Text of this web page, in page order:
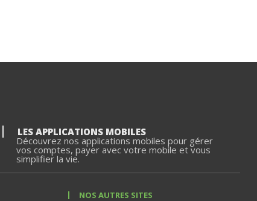
LES APPLICATIONS MOBILES
Découvrez nos applications mobiles pour gérer
vos comptes, payer avec votre mobile et vous
simplifier la vie.
NOS AUTRES SITES